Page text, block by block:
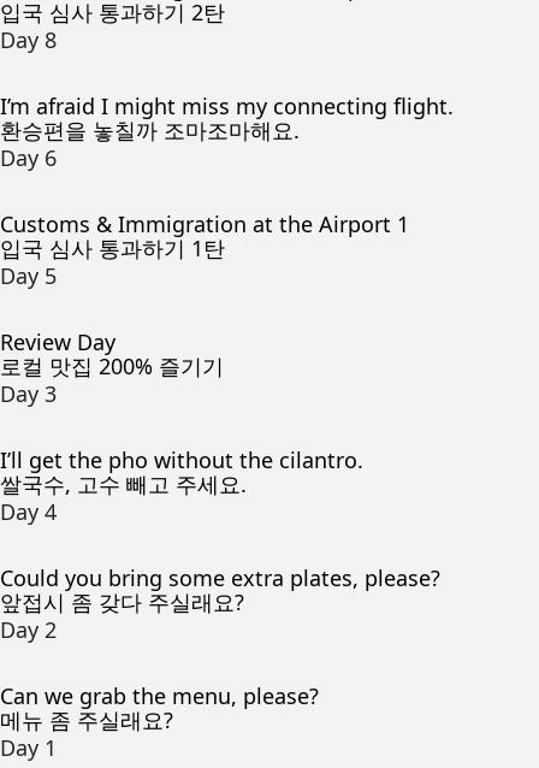
입국 심사 통과하기 2탄
Day 8
I’m afraid I might miss my connecting flight.
환승편을 놓칠까 조마조마해요.
Day 6
Customs & Immigration at the Airport 1
입국 심사 통과하기 1탄
Day 5
Review Day
로컬 맛집 200% 즐기기
Day 3
I’ll get the pho without the cilantro.
쌀국수, 고수 빼고 주세요.
Day 4
Could you bring some extra plates, please?
앞접시 좀 갖다 주실래요?
Day 2
Can we grab the menu, please?
메뉴 좀 주실래요?
Day 1